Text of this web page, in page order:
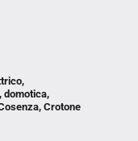
domotica,
Crotone